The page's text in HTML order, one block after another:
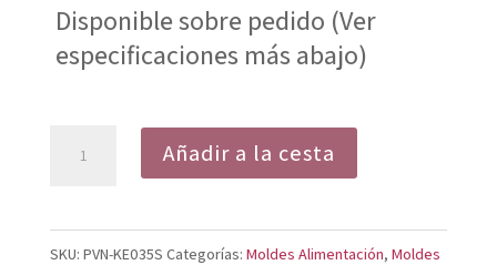
Disponible sobre pedido (Ver
especificaciones más abajo)
Añadir a la cesta
SKU: PVN-KE035S Categorías: Moldes Alimentación, Moldes